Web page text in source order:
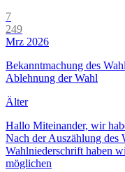
7
249
Mrz 2026
Bekanntmachung des
Ablehnung der Wahl
Älter
Hallo Miteinander, wir
Nach der Auszählung des
Wahlniederschrift haben
möglichen